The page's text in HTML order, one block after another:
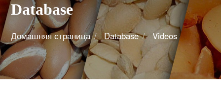
Database
Домашняя страница Database Videos